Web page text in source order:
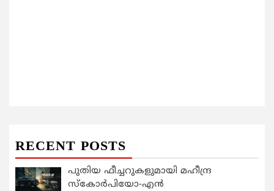
RECENT POSTS
പുതിയ ഫീച്ചറുകളുമായി മഹീന്ദ്ര
സ്കോർപിയോ-എൻ